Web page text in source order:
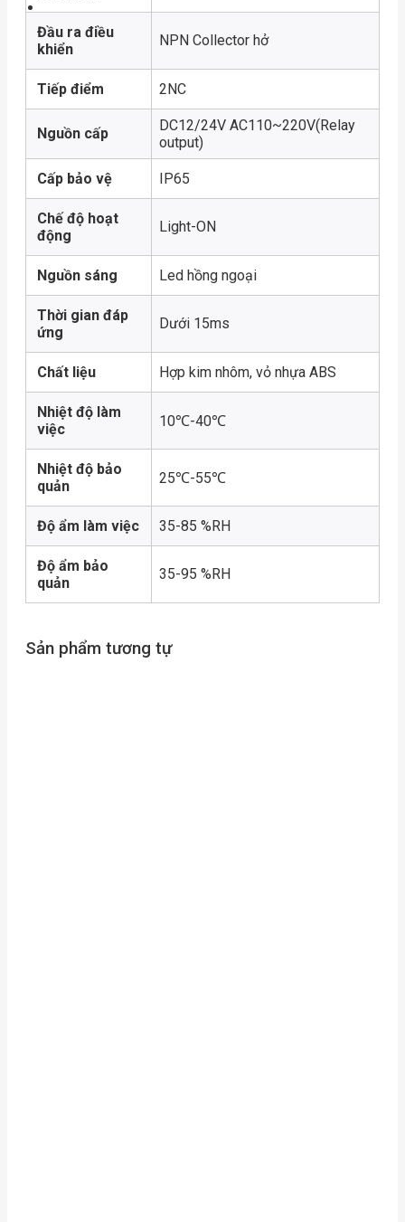
Đầu ra điều
khiển
NPN Collector hở
Tiếp điểm 2NC
Nguồn cấp
DC12/24V AC110~220V(Relay
output)
Cấp bảo vệ IP65
Chế độ hoạt
động
Light-ON
Nguồn sáng Led hồng ngoại
Thời gian đáp
ứng
Dưới 15ms
Chất liệu Hợp kim nhôm, vỏ nhựa ABS
Nhiệt độ làm
việc
10℃-40℃
Nhiệt độ bảo
quản
25℃-55℃
Độ ẩm làm việc 35-85 %RH
Độ ẩm bảo
quản
35-95 %RH
Sản phẩm tương tự